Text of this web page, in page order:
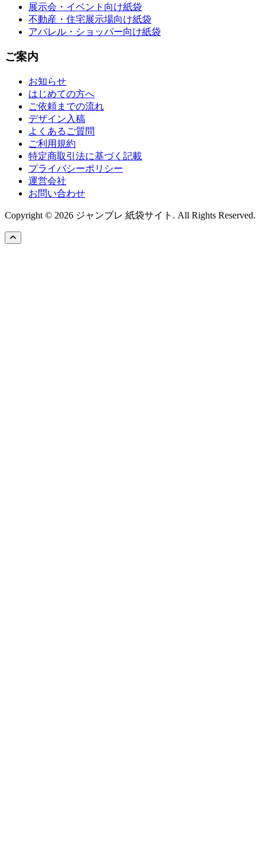
展示会・イベント向け紙袋
不動産・住宅展示場向け紙袋
アパレル・ショッパー向け紙袋
ご案内
お知らせ
はじめての方へ
ご依頼までの流れ
デザイン入稿
よくあるご質問
ご利用規約
特定商取引法に基づく記載
プライバシーポリシー
運営会社
お問い合わせ
Copyright © 2026 ジャンブレ 紙袋サイト. All Rights Reserved.